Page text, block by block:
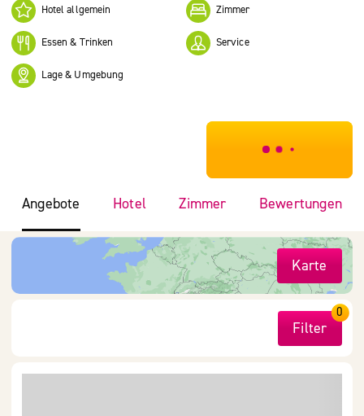
Hotel allgemein Zimmer
Essen & Trinken Service
Lage & Umgebung
***************
Angebote Hotel Zimmer Bewertungen
Karte
Filter
0